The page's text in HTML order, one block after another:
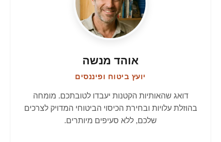
אוהד מנשה
יועץ ביטוח ופיננסים
דואג שהאותיות הקטנות יעבדו לטובתכם. מומחה
בהוזלת עלויות ובחירת הכיסוי הביטוחי המדויק לצרכים
שלכם, ללא סעיפים מיותרים.